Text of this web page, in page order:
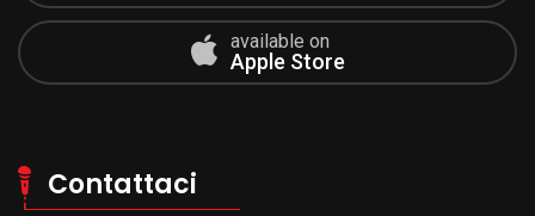
available on
Apple Store
Contattaci